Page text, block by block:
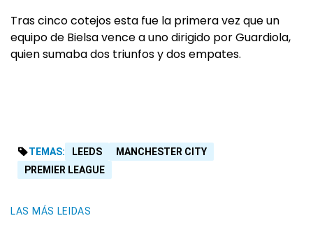
Tras cinco cotejos esta fue la primera vez que un
equipo de Bielsa vence a uno dirigido por Guardiola,
quien sumaba dos triunfos y dos empates.
TEMAS: LEEDS
MANCHESTER CITY
PREMIER LEAGUE
LAS MÁS LEIDAS